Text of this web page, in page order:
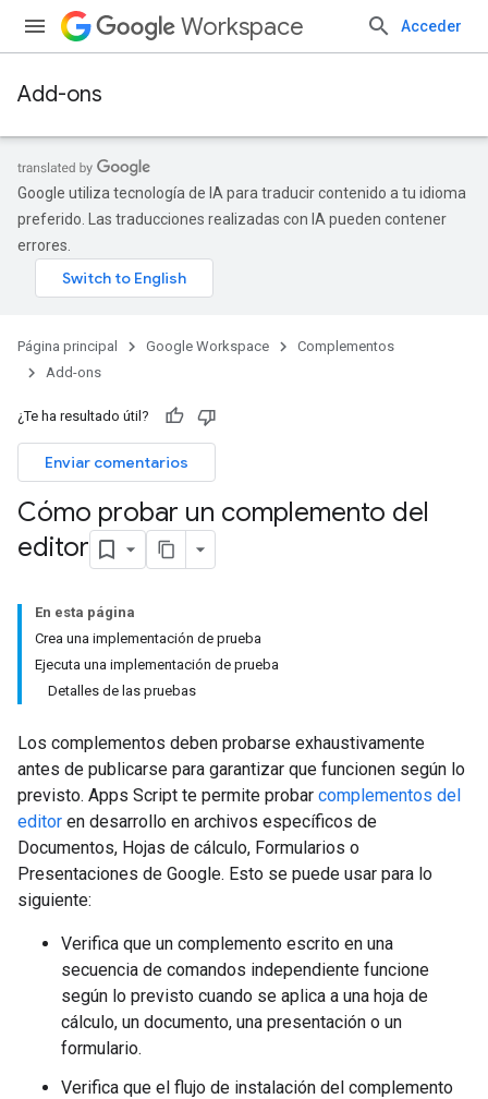
Workspace Acceder
Add-ons
Google utiliza tecnología de IA para traducir contenido a tu idioma
preferido. Las traducciones realizadas con IA pueden contener
errores.
Página principal Google Workspace
Complementos
Add-ons
¿Te ha resultado útil?
Enviar comentarios
Cómo probar un complemento del
editor
En esta página
Crea una implementación de prueba
Ejecuta una implementación de prueba
Detalles de las pruebas
Los complementos deben probarse exhaustivamente
antes de publicarse para garantizar que funcionen según lo
previsto. Apps Script te permite probar complementos del
editor en desarrollo en archivos específicos de
Documentos, Hojas de cálculo, Formularios o
Presentaciones de Google. Esto se puede usar para lo
siguiente:
Verifica que un complemento escrito en una
secuencia de comandos independiente funcione
según lo previsto cuando se aplica a una hoja de
cálculo, un documento, una presentación o un
formulario.
Verifica que el flujo de instalación del complemento